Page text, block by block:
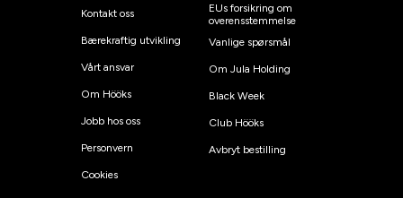
Kontakt oss
Bærekraftig utvikling
Vårt ansvar
Om Hööks
Jobb hos oss
Personvern
Cookies
EUs forsikring om
overensstemmelse
Vanlige spørsmål
Om Jula Holding
Black Week
Club Hööks
Avbryt bestilling